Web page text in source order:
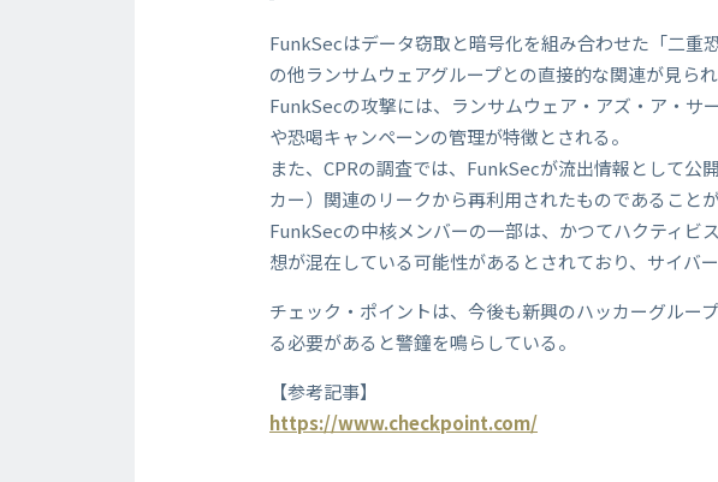
FunkSecはデータ窃取と暗号化を組み合わせた「二重
の他ランサムウェアグループとの直接的な関連が見ら
FunkSecの攻撃には、ランサムウェア・アズ・ア・サ
や恐喝キャンペーンの管理が特徴とされる。
また、CPRの調査では、FunkSecが流出情報として
カー）関連のリークから再利用されたものであること
FunkSecの中核メンバーの一部は、かつてハクティビ
想が混在している可能性があるとされており、サイバ
チェック・ポイントは、今後も新興のハッカーグルー
る必要があると警鐘を鳴らしている。
【参考記事】
https://www.checkpoint.com/